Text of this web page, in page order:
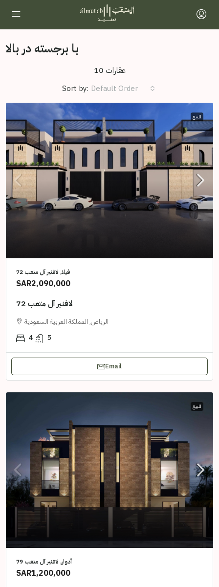
با برجسته در بالا
10 عقارات
Sort by: Default Order
للبيع
فيلا, لافنير آل متعب 72
SAR2,090,000
لافنير آل متعب 72
الرياض, المملكة العربية السعودية
4 5
Email
للبيع
أدوار, لافنير آل متعب 79
SAR1,200,000